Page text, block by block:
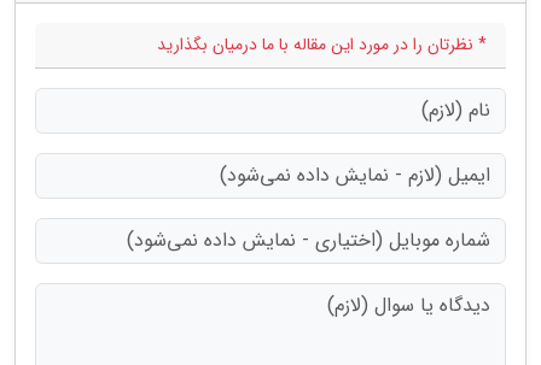
* نظرتان را در مورد این مقاله با ما درمیان بگذارید